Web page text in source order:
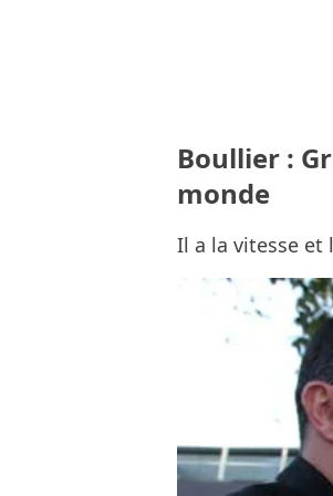
Boullier :
monde
Il a la vitesse et